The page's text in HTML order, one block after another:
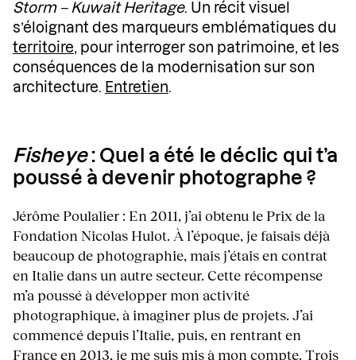
Storm – Kuwait Heritage. Un récit visuel
s’éloignant des marqueurs emblématiques du
territoire, pour interroger son patrimoine, et les
conséquences de la modernisation sur son
architecture. Entretien.
Fisheye: Quel a été le déclic qui t’a
poussé à devenir photographe ?
Jérôme Poulalier : En 2011, j’ai obtenu le Prix de la
Fondation Nicolas Hulot. À l’époque, je faisais déjà
beaucoup de photographie, mais j’étais en contrat
en Italie dans un autre secteur. Cette récompense
m’a poussé à développer mon activité
photographique, à imaginer plus de projets. J’ai
commencé depuis l’Italie, puis, en rentrant en
France en 2013, je me suis mis à mon compte. Trois